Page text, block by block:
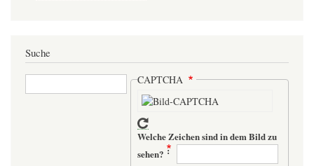
Suche
Suche CAPTCHA
Welche Zeichen sind in dem Bild zu
sehen?